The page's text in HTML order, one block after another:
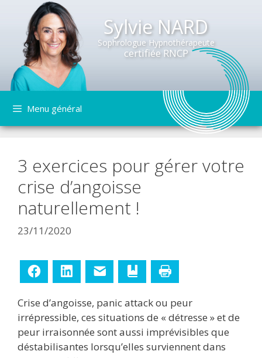
Sylvie NARD
Sophrologue Hypnothérapeute
certifiée RNCP
contenu
Menu général
3 exercices pour gérer votre
crise d’angoisse
naturellement !
23/11/2020
Facebook LinkedIn Ajouter aux favoris
Crise d’angoisse, panic attack ou peur
irrépressible, ces situations de « détresse » et de
peur irraisonnée sont aussi imprévisibles que
déstabilisantes lorsqu’elles surviennent dans